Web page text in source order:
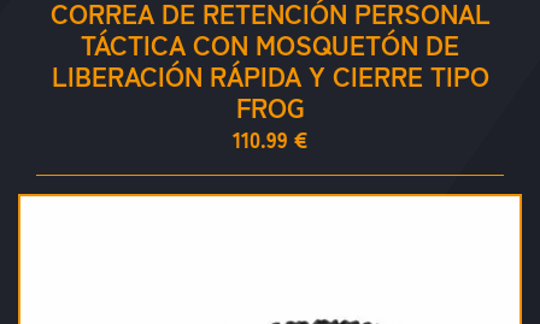
CORREA DE RETENCIÓN PERSONAL
TÁCTICA CON MOSQUETÓN DE
LIBERACIÓN RÁPIDA Y CIERRE TIPO
FROG
110.99 €